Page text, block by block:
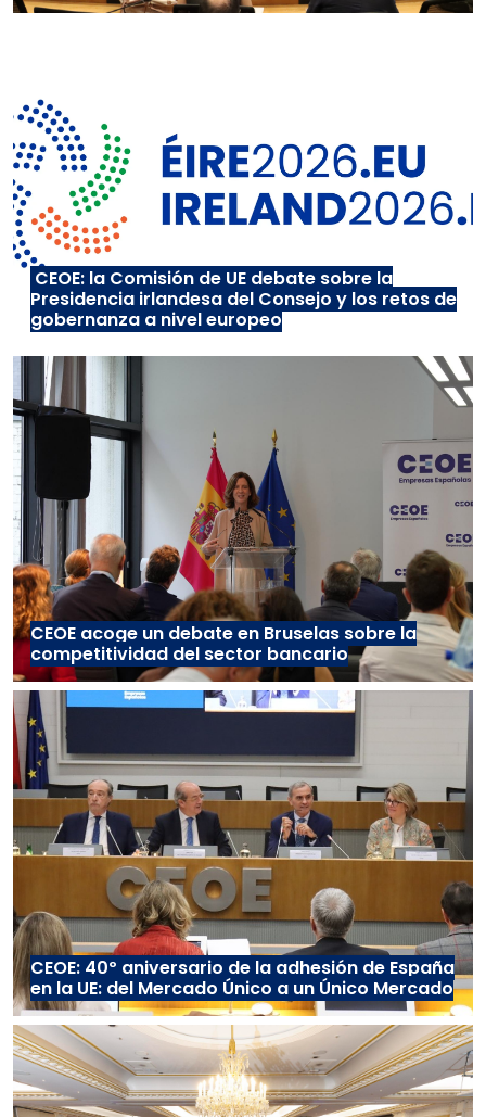
CEOE: la Comisión de UE debate sobre la
Presidencia irlandesa del Consejo y los retos de
gobernanza a nivel europeo
CEOE acoge un debate en Bruselas sobre la
competitividad del sector bancario
CEOE: 40º aniversario de la adhesión de España
en la UE: del Mercado Único a un Único Mercado